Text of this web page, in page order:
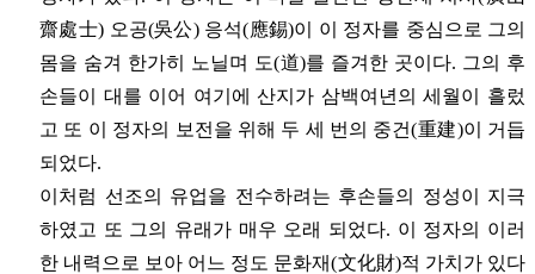
齋處士) 오공(吳公) 응석(應錫)이 이 정자를 중심으로 그의
몸을 숨겨 한가히 노닐며 도(道)를 즐겨한 곳이다. 그의 후
손들이 대를 이어 여기에 산지가 삼백여년의 세월이 흘렀
고 또 이 정자의 보전을 위해 두 세 번의 중건(重建)이 거듭
되었다.
이처럼 선조의 유업을 전수하려는 후손들의 정성이 지극
하였고 또 그의 유래가 매우 오래 되었다. 이 정자의 이러
한 내력으로 보아 어느 정도 문화재(文化財)적 가치가 있다